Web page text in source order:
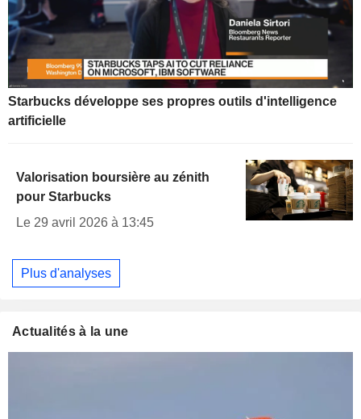
Starbucks développe ses propres outils d'intelligence
artificielle
Valorisation boursière au zénith
pour Starbucks
Le 29 avril 2026 à 13:45
Plus d'analyses
Actualités à la une